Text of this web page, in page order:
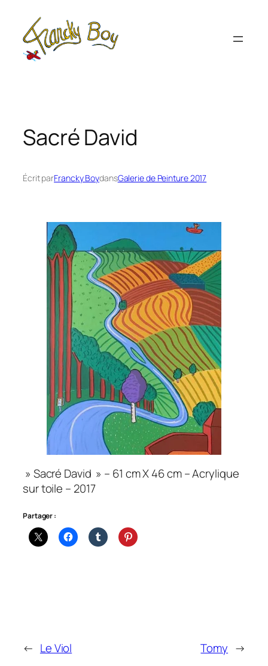
contenu
Sacré David
Écrit parFrancky BoydansGalerie de Peinture 2017
» Sacré David » – 61 cm X 46 cm – Acrylique
sur toile – 2017
Partager :
← Le Viol Tomy →